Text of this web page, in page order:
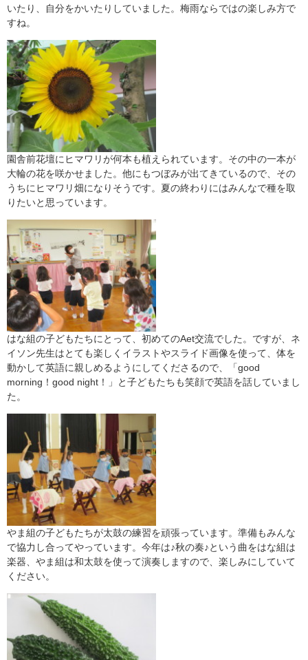
いたり、自分をかいたりしていました。梅雨ならではの楽しみ方で
すね。
園舎前花壇にヒマワリが何本も植えられています。その中の一本が
大輪の花を咲かせました。他にもつぼみが出てきているので、その
うちにヒマワリ畑になりそうです。夏の終わりにはみんなで種を取
りたいと思っています。
はな組の子どもたちにとって、初めてのAet交流でした。ですが、ネ
イソン先生はとても楽しくイラストやスライド画像を使って、体を
動かして英語に親しめるようにしてくださるので、「good
morning！good night！」と子どもたちも笑顔で英語を話していまし
た。
やま組の子どもたちが太鼓の練習を頑張っています。準備もみんな
で協力し合ってやっています。今年は♪秋の奏♪という曲をはな組は
楽器、やま組は和太鼓を使って演奏しますので、楽しみにしていて
ください。